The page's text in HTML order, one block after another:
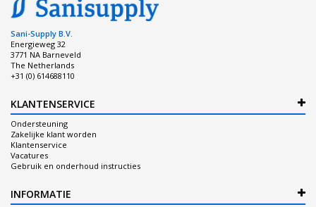
Sani-Supply B.V.
Energieweg 32
3771 NA Barneveld
The Netherlands
+31 (0) 614688110
KLANTENSERVICE
Ondersteuning
Zakelijke klant worden
Klantenservice
Vacatures
Gebruik en onderhoud instructies
INFORMATIE